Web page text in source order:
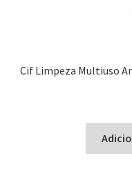
Cif Limpeza Multiuso